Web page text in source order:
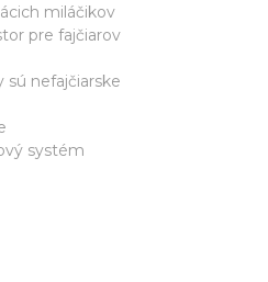
miláčikov
pre fajčiarov
sú nefajčiarske
systém